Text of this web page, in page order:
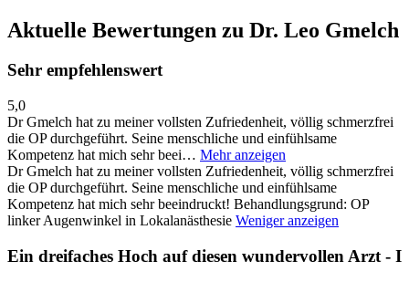
Aktuelle Bewertungen zu Dr. Leo Gmelch
Sehr empfehlenswert
5,0
Dr Gmelch hat zu meiner vollsten Zufriedenheit, völlig schmerzfrei
die OP durchgeführt. Seine menschliche und einfühlsame
Kompetenz hat mich sehr beei… Mehr anzeigen
Dr Gmelch hat zu meiner vollsten Zufriedenheit, völlig schmerzfrei
die OP durchgeführt. Seine menschliche und einfühlsame
Kompetenz hat mich sehr beeindruckt! Behandlungsgrund: OP
linker Augenwinkel in Lokalanästhesie Weniger anzeigen
Ein dreifaches Hoch auf diesen wundervollen Arzt - I